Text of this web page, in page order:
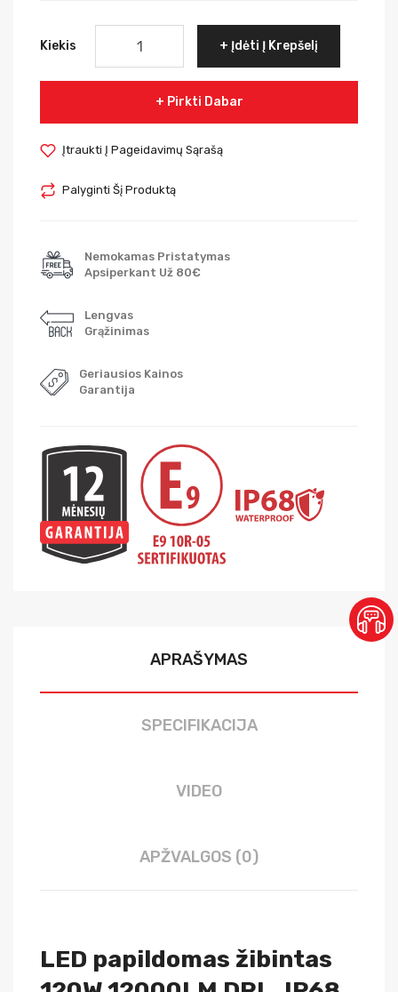
Kiekis Įdėti Į Krepšelį
Pirkti Dabar
Įtraukti Į Pageidavimų Sąrašą
Palyginti Šį Produktą
Nemokamas Pristatymas
Apsiperkant Už 80€
Lengvas
Grąžinimas
Geriausios Kainos
Garantija
APRAŠYMAS
SPECIFIKACIJA
VIDEO
APŽVALGOS (0)
LED papildomas žibintas